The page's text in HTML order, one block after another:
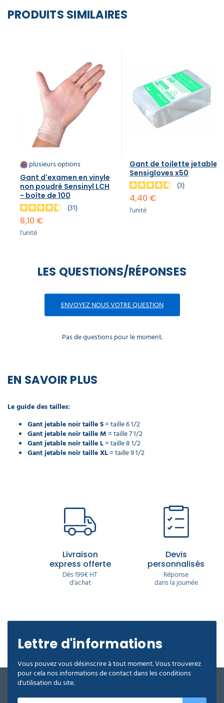
PRODUITS SIMILAIRES
plusieurs options
Gant d'examen en vinyle
non poudré Sensinyl LCH
- boîte de 100
31
8,10 €
l'unité
Gant de toilette jetable
Sensigloves x50
3
4,40 €
l'unité
LES QUESTIONS/RÉPONSES
ENVOYEZ NOUS VOTRE QUESTION
Pas de questions pour le moment.
EN SAVOIR PLUS
Le guide des tailles:
Gant jetable noir taille S= taille 6 1/2
Gant jetable noir taille M= taille 7 1/2
Gant jetable noir taille L= taille 8 1/2
Gant jetable noir taille XL= taille 9 1/2
Livraison
express offerte
Dès 199€ HT
d'achat
Devis
personnalisés
Réponse
dans la journée
Lettre d'informations
Vous pouvez vous désinscrire à tout moment. Vous trouverez
pour cela nos informations de contact dans les conditions
d'utilisation du site.